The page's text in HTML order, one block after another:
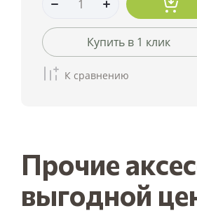
Купить в 1 клик
К сравнению
Прочие
выгодной